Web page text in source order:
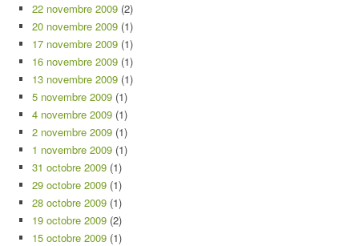
22 novembre 2009 (2)
20 novembre 2009 (1)
17 novembre 2009 (1)
16 novembre 2009 (1)
13 novembre 2009 (1)
5 novembre 2009 (1)
4 novembre 2009 (1)
2 novembre 2009 (1)
1 novembre 2009 (1)
31 octobre 2009 (1)
29 octobre 2009 (1)
28 octobre 2009 (1)
19 octobre 2009 (2)
15 octobre 2009 (1)